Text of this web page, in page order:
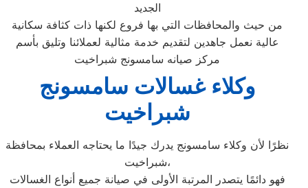
الجديد
من حيث والمحافظات التي بها فروع لكنها ذات كثافة سكانية
عالية نعمل جاهدين لتقديم خدمة مثالية لعملائنا وتليق بأسم
مركز صيانه سامسونج شبراخيت
وكلاء غسالات سامسونج
شبراخيت
نظرًا لأن وكلاء سامسونج يدرك جيدًا ما يحتاجه العملاء بمحافظة
شبراخيت،
فهو دائمًا يتصدر المرتبة الأولى في صيانة جميع أنواع الغسالات